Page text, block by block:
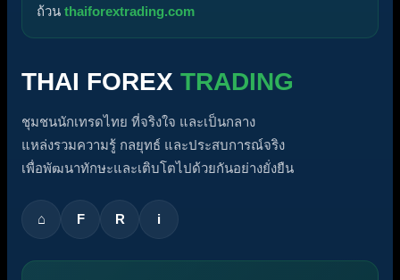
ถ้วน thaiforextrading.com
THAI FOREX TRADING
ชุมชนนักเทรดไทย ที่จริงใจ และเป็นกลาง
แหล่งรวมความรู้ กลยุทธ์ และประสบการณ์จริง
เพื่อพัฒนาทักษะและเติบโตไปด้วยกันอย่างยั่งยืน
⌂ F R i